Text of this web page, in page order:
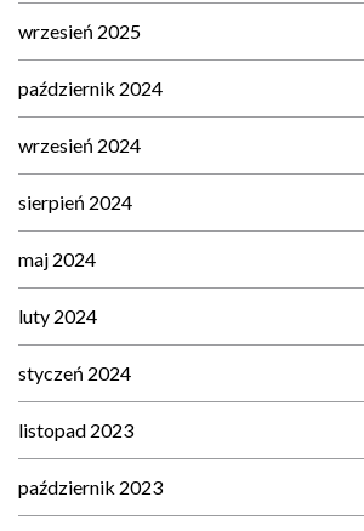
wrzesień 2025
październik 2024
wrzesień 2024
sierpień 2024
maj 2024
luty 2024
styczeń 2024
listopad 2023
październik 2023